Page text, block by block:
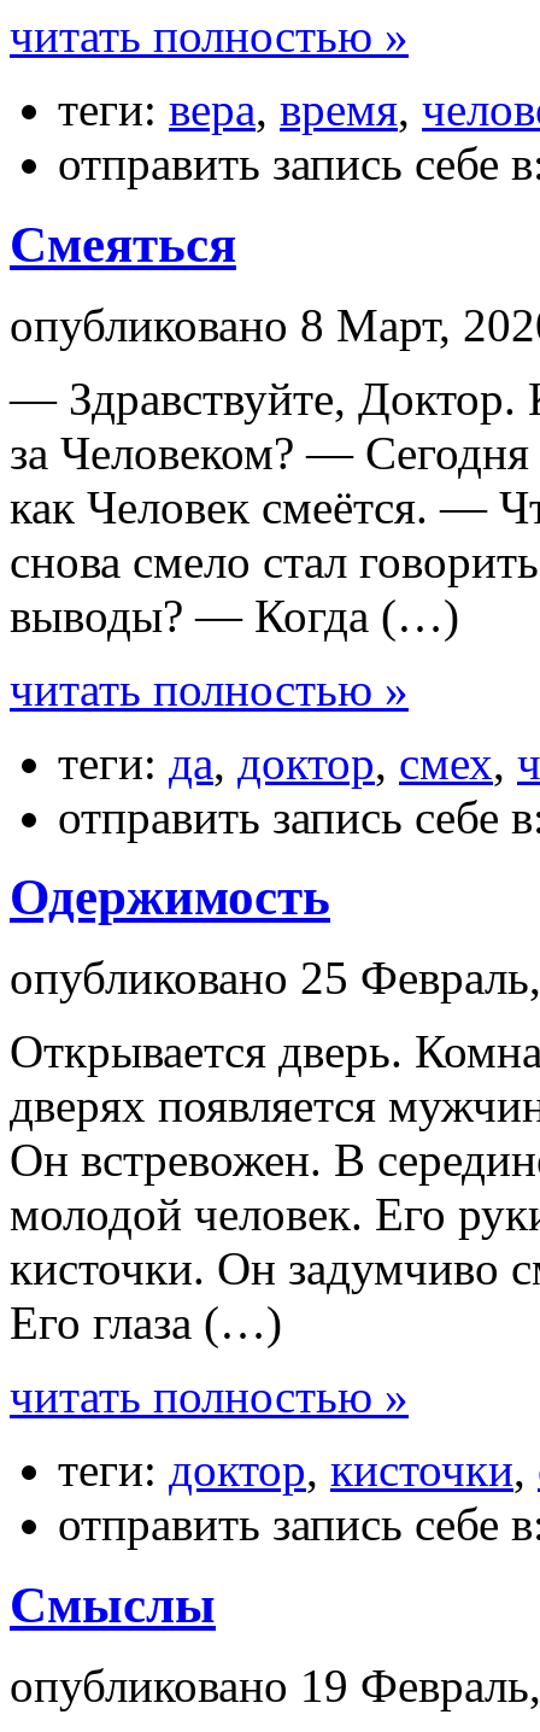
читать полностью »
теги: вера, время,
отправить запись себе
Смеяться
опубликовано 8 Март,
— Здравствуйте, Доктор.
за Человеком? —
как Человек смеётся. —
снова смело стал
выводы? — Когда (…)
читать полностью »
теги: да, доктор, смех,
отправить запись себе
Одержимость
опубликовано 25
Открывается дверь.
дверях появляется
Он встревожен. В
молодой человек. Его
кисточки. Он задумчиво
Его глаза (…)
читать полностью »
теги: доктор, кисточки,
отправить запись себе
Смыслы
опубликовано 19